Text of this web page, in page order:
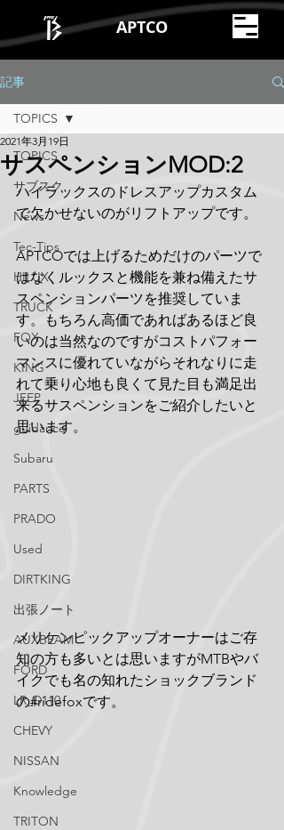
APTCO
記事
TOPICS
サブスク
News
Tec-Tips
HILUX
TRUCK
FOX
KING
JEEP
guidance
Subaru
PARTS
PRADO
Used
DIRTKING
出張ノート
AUXBEAM
FORD
LR_D110
CHEVY
NISSAN
Knowledge
TRITON
TOPICS
サスペンションMOD:2
2021年3月19日
ハイラックスのドレスアップカスタム
で欠かせないのがリフトアップです。
APTCOでは上げるためだけのパーツで
はなくルックスと機能を兼ね備えたサ
スペンションパーツを推奨していま
す。もちろん高価であればあるほど良
いのは当然なのですがコストパフォー
マンスに優れていながらそれなりに走
れて乗り心地も良くて見た目も満足出
来るサスペンションをご紹介したいと
思います。
メリケンピックアップオーナーはご存
知の方も多いとは思いますがMTBやバ
イクでも名の知れたショックブランド
の#ridefoxです。